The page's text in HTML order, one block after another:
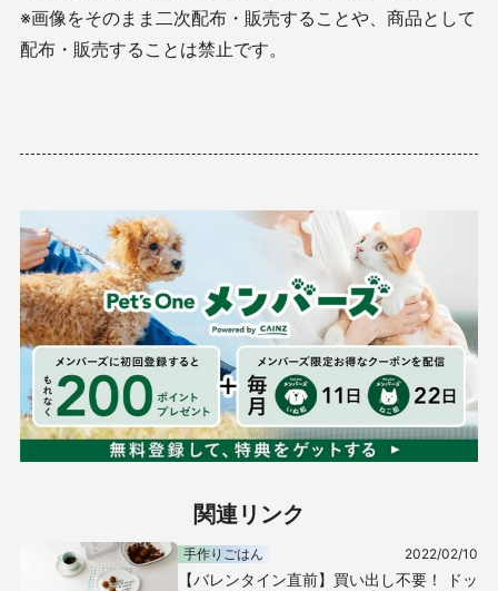
※画像をそのまま二次配布・販売することや、商品として
配布・販売することは禁止です。
関連リンク
手作りごはん 2022/02/10
【バレンタイン直前】買い出し不要！ ドッ